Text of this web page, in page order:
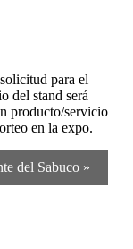
para el
del stand será
producto/servicio
en la expo.
del Sabuco »